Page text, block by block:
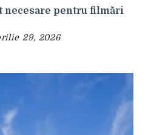
necesare pentru filmări
29, 2026